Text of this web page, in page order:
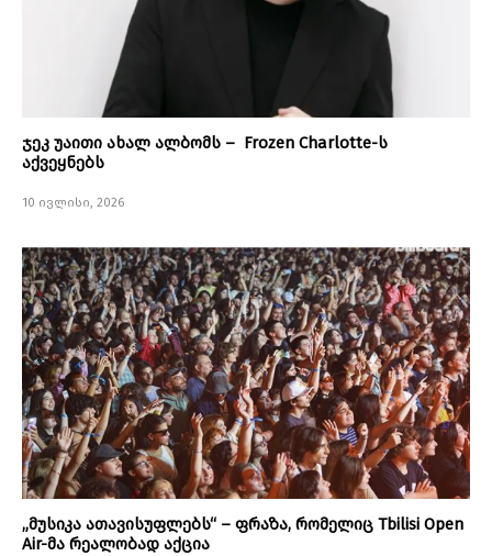
ჯეკ უაითი ახალ ალბომს – Frozen Charlotte-ს
აქვეყნებს
10 ივლისი, 2026
„მუსიკა ათავისუფლებს“ – ფრაზა, რომელიც Tbilisi Open
Air-მა რეალობად აქცია